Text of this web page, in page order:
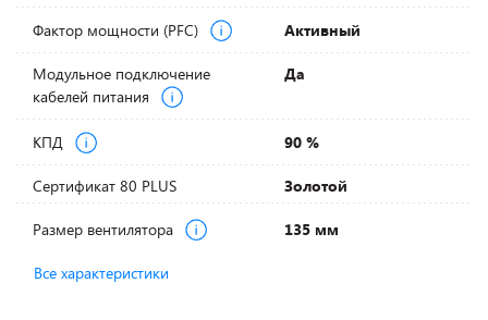
Фактор мощности (PFC) Активный
Модульное подключение
кабелей питания
Да
КПД 90 %
Сертификат 80 PLUS Золотой
Размер вентилятора 135 мм
Все характеристики